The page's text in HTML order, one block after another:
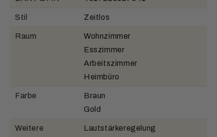
Stil Zeitlos
Raum
Wohnzimmer
Esszimmer
Arbeitszimmer
Heimbüro
Farbe
Braun
Gold
Weitere
Lautstärkeregelung